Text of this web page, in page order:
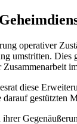
operativer
umstritten. Dies
diese
gestützten